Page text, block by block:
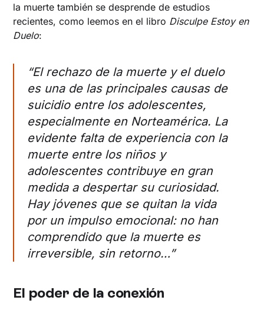
la muerte también se desprende de estudios
recientes, como leemos en el libro Disculpe Estoy en
Duelo:
“El rechazo de la muerte y el duelo
es una de las principales causas de
suicidio entre los adolescentes,
especialmente en Norteamérica. La
evidente falta de experiencia con la
muerte entre los niños y
adolescentes contribuye en gran
medida a despertar su curiosidad.
Hay jóvenes que se quitan la vida
por un impulso emocional: no han
comprendido que la muerte es
irreversible, sin retorno…”
‍El poder de la conexión